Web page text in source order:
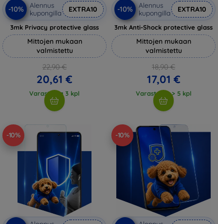
-10%
Alennus
kupongilla
EXTRA10
3mk Privacy protective glass
Mittojen mukaan
valmistettu
22,90 €
20,61 €
Varastossa 3 kpl
-10%
Alennus
kupongilla
EXTRA10
3mk Anti-Shock protective glass
Mittojen mukaan
valmistettu
18,90 €
17,01 €
Varastossa > 5 kpl
-10% -10%